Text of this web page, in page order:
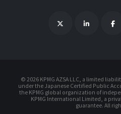
© 2026 KPMG AZSA LLC, a limited
under the Japanese Certified Public
the KPMG global organization of
KPMG International Limited, a
guarantee. All